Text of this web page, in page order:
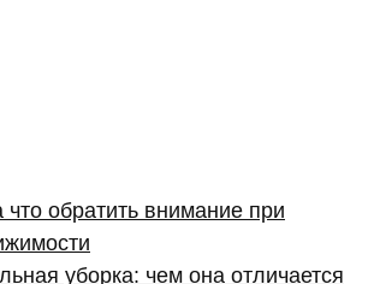
обратить внимание при
уборка: чем она отличается